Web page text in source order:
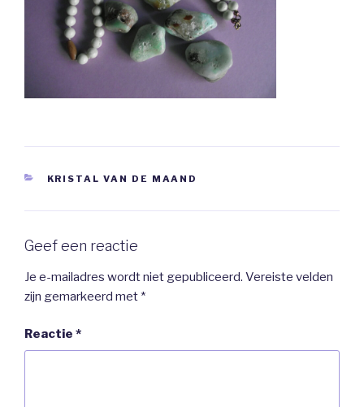
CATEGORIEËN
KRISTAL VAN DE MAAND
Geef een reactie
Je e-mailadres wordt niet gepubliceerd. Vereiste velden
zijn gemarkeerd met *
Reactie *